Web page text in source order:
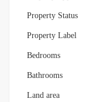
Property Status
Property Label
Bedrooms
Bathrooms
Land area